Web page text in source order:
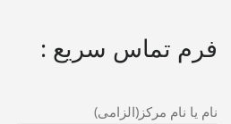
فرم تماس سریع :
نام یا نام مرکز(الزامی)